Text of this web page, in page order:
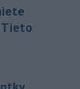
Tieto